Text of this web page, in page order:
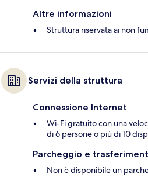
Altre informazioni
Struttura riservata ai non
Servizi della struttura
Connessione Internet
Wi-Fi gratuito con una
di 6 persone o più di 10
Parcheggio e
Non è disponibile un